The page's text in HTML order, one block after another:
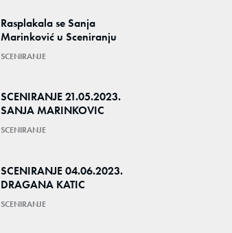
Rasplakala se Sanja
Marinković u Sceniranju
SCENIRANJE
SCENIRANJE 21.05.2023.
SANJA MARINKOVIC
SCENIRANJE
SCENIRANJE 04.06.2023.
DRAGANA KATIC
SCENIRANJE